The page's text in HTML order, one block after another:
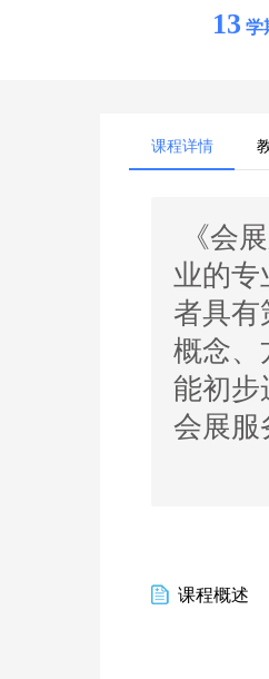
13 学
课程详情
《会
业的专
者具有
概念、
能初步
会展服
课程概述